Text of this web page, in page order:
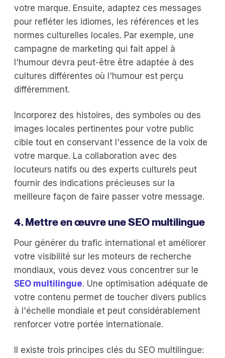
votre marque. Ensuite, adaptez ces messages
pour refléter les idiomes, les références et les
normes culturelles locales. Par exemple, une
campagne de marketing qui fait appel à
l'humour devra peut-être être adaptée à des
cultures différentes où l'humour est perçu
différemment.
Incorporez des histoires, des symboles ou des
images locales pertinentes pour votre public
cible tout en conservant l'essence de la voix de
votre marque. La collaboration avec des
locuteurs natifs ou des experts culturels peut
fournir des indications précieuses sur la
meilleure façon de faire passer votre message.
4. Mettre en œuvre une SEO multilingue
Pour générer du trafic international et améliorer
votre visibilité sur les moteurs de recherche
mondiaux, vous devez vous concentrer sur le
SEO multilingue. Une optimisation adéquate de
votre contenu permet de toucher divers publics
à l'échelle mondiale et peut considérablement
renforcer votre portée internationale.
Il existe trois principes clés du SEO multilingue: